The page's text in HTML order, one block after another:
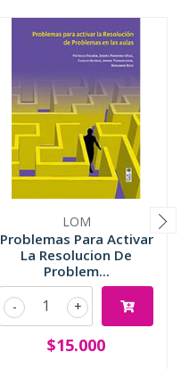
LOM
Problemas Para Activar
La Resolucion De
Problem...
+
-
$15.000